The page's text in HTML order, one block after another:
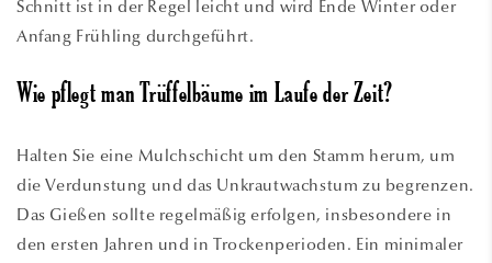
Schnitt ist in der Regel leicht und wird Ende Winter oder
Anfang Frühling durchgeführt.
Wie pflegt man Trüffelbäume im Laufe der Zeit?
Halten Sie eine Mulchschicht um den Stamm herum, um
die Verdunstung und das Unkrautwachstum zu begrenzen.
Das Gießen sollte regelmäßig erfolgen, insbesondere in
den ersten Jahren und in Trockenperioden. Ein minimaler